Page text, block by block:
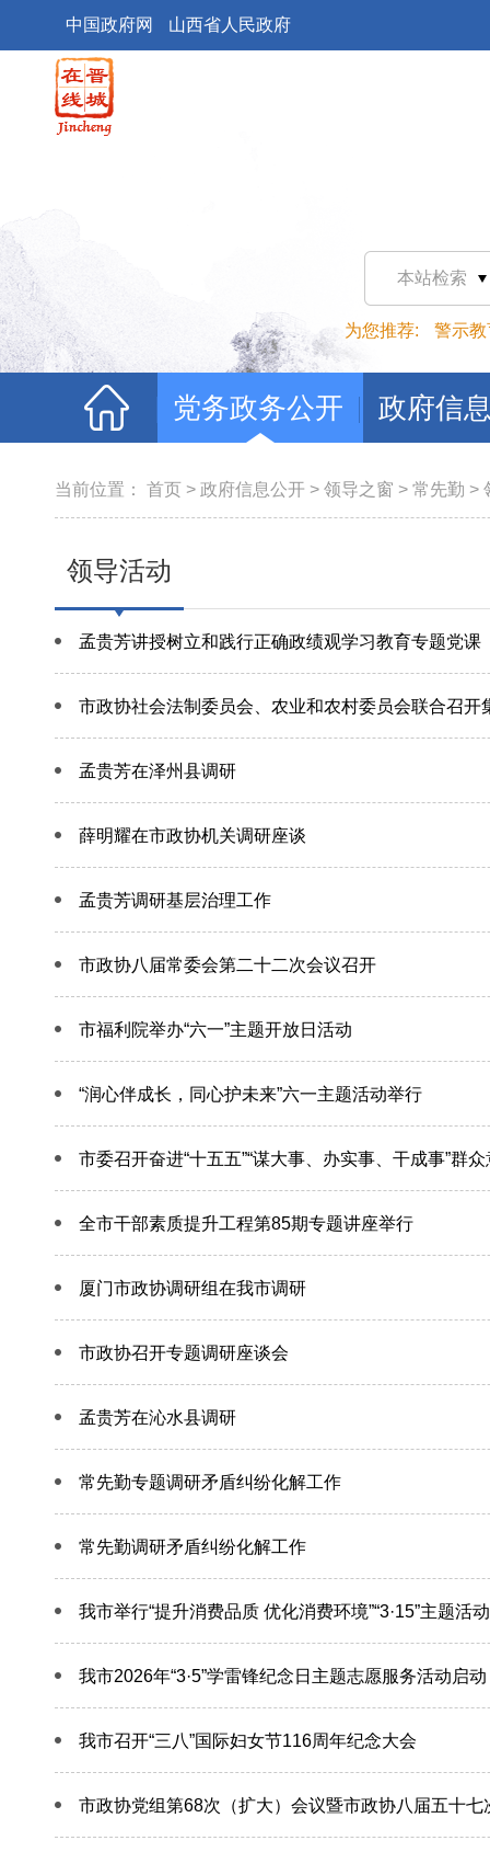
中国政府网 山西省人民政府
本站检索
为您推荐: 警示教
党务政务公开 政府信
当前位置： 首页 > 政府信息公开 > 领导之窗 > 常先勤 >
领导活动
孟贵芳讲授树立和践行正确政绩观学习教育专题党课
市政协社会法制委员会、农业和农村委员会联合召开
孟贵芳在泽州县调研
薛明耀在市政协机关调研座谈
孟贵芳调研基层治理工作
市政协八届常委会第二十二次会议召开
市福利院举办“六一”主题开放日活动
“润心伴成长，同心护未来”六一主题活动举行
市委召开奋进“十五五”“谋大事、办实事、干成事”群
全市干部素质提升工程第85期专题讲座举行
厦门市政协调研组在我市调研
市政协召开专题调研座谈会
孟贵芳在沁水县调研
常先勤专题调研矛盾纠纷化解工作
常先勤调研矛盾纠纷化解工作
我市举行“提升消费品质 优化消费环境”“3·15”主题活动
我市2026年“3·5”学雷锋纪念日主题志愿服务活动启动
我市召开“三八”国际妇女节116周年纪念大会
市政协党组第68次（扩大）会议暨市政协八届五十七